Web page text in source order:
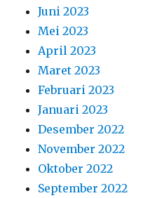
Juni 2023
Mei 2023
April 2023
Maret 2023
Februari 2023
Januari 2023
Desember 2022
November 2022
Oktober 2022
September 2022